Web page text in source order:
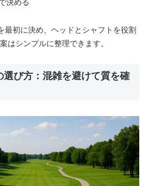
決める
最初に決め、ヘッドとシャフトを役割
はシンプルに整理できます。
選び方：混雑を避けて質を確